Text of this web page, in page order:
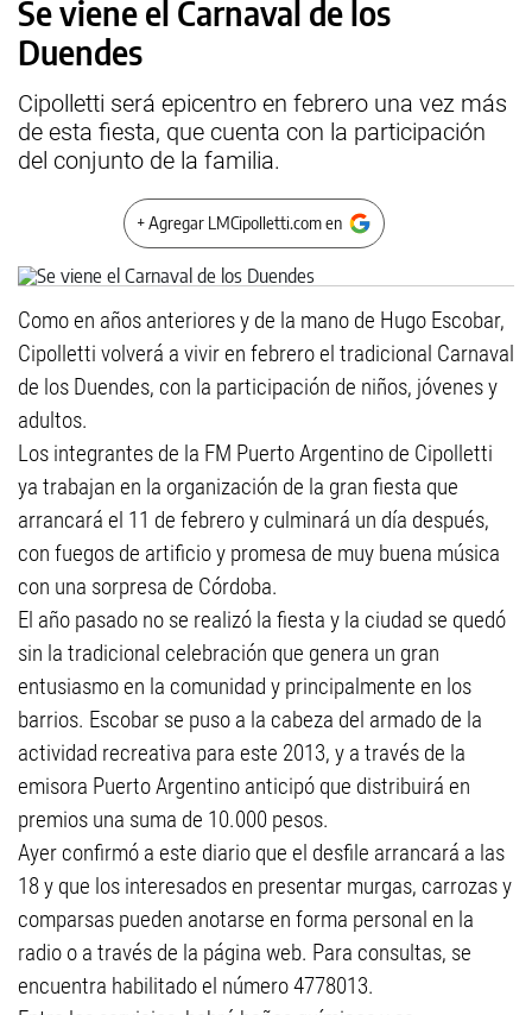
Se viene el Carnaval de los
Duendes
Cipolletti será epicentro en febrero una vez más
de esta fiesta, que cuenta con la participación
del conjunto de la familia.
+ Agregar LMCipolletti.com en
Como en años anteriores y de la mano de Hugo Escobar,
Cipolletti volverá a vivir en febrero el tradicional Carnaval
de los Duendes, con la participación de niños, jóvenes y
adultos.
Los integrantes de la FM Puerto Argentino de Cipolletti
ya trabajan en la organización de la gran fiesta que
arrancará el 11 de febrero y culminará un día después,
con fuegos de artificio y promesa de muy buena música
con una sorpresa de Córdoba.
El año pasado no se realizó la fiesta y la ciudad se quedó
sin la tradicional celebración que genera un gran
entusiasmo en la comunidad y principalmente en los
barrios. Escobar se puso a la cabeza del armado de la
actividad recreativa para este 2013, y a través de la
emisora Puerto Argentino anticipó que distribuirá en
premios una suma de 10.000 pesos.
Ayer confirmó a este diario que el desfile arrancará a las
18 y que los interesados en presentar murgas, carrozas y
comparsas pueden anotarse en forma personal en la
radio o a través de la página web. Para consultas, se
encuentra habilitado el número 4778013.